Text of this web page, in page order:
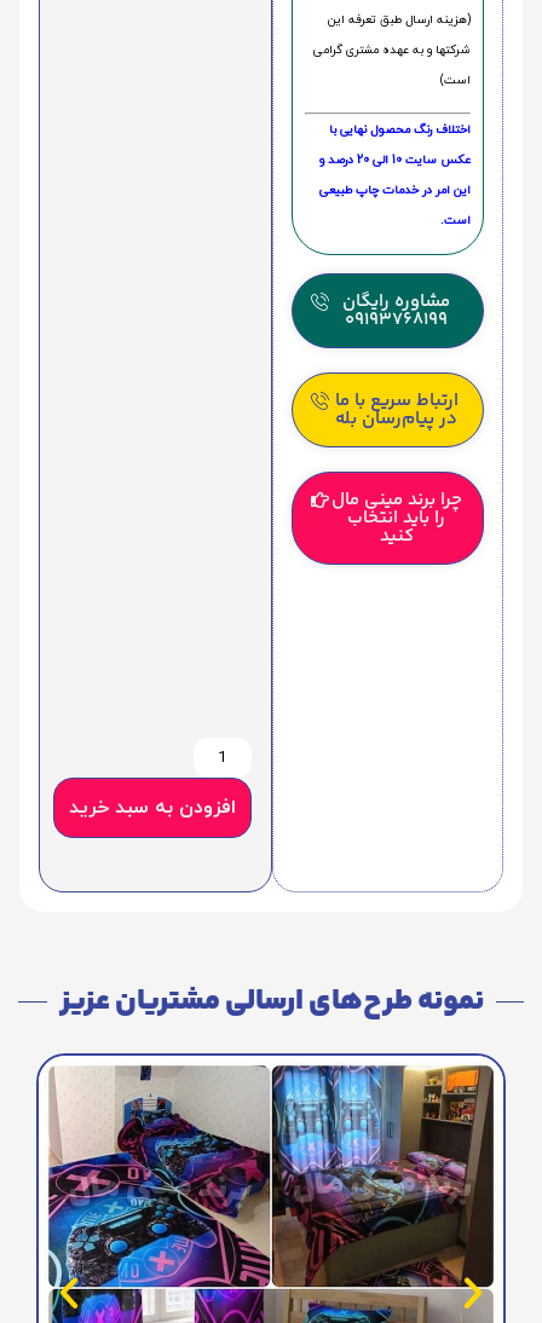
(هزینه ارسال طبق تعرفه این
شرکتها و به عهده مشتری گرامی
است)
اختلاف رنگ محصول نهایی با
عکس سایت 10 الی 20 درصد و
این امر در خدمات چاپ طبیعی
است.
مشاوره رایگان
09193768199
ارتباط سریع با ما
در پیام‌رسان بله
چرا برند مینی مال
را باید انتخاب
کنید
افزودن به سبد خرید
نمونه طرح‌های ارسالی مشتریان عزیز